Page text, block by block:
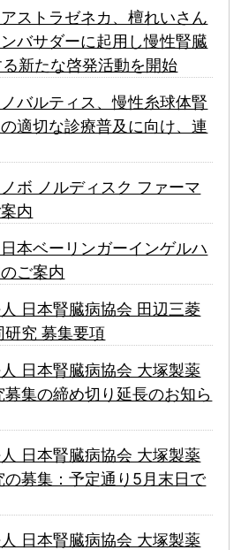
ストラゼネカ、檀れいさん
バサダーに起用し慢性腎臓
新たな啓発活動を開始
バルティス、慢性糸球体腎
適切な診療普及に向け、連
ボ ノルディスク ファーマ
内
本ベーリンガーインゲルハ
ご案内
日本腎臓病協会 田辺三菱
研究 募集要項
日本腎臓病協会 大塚製薬
集の締め切り延長のお知ら
日本腎臓病協会 大塚製薬
募集：予定通り5月末日で
日本腎臓病協会 大塚製薬